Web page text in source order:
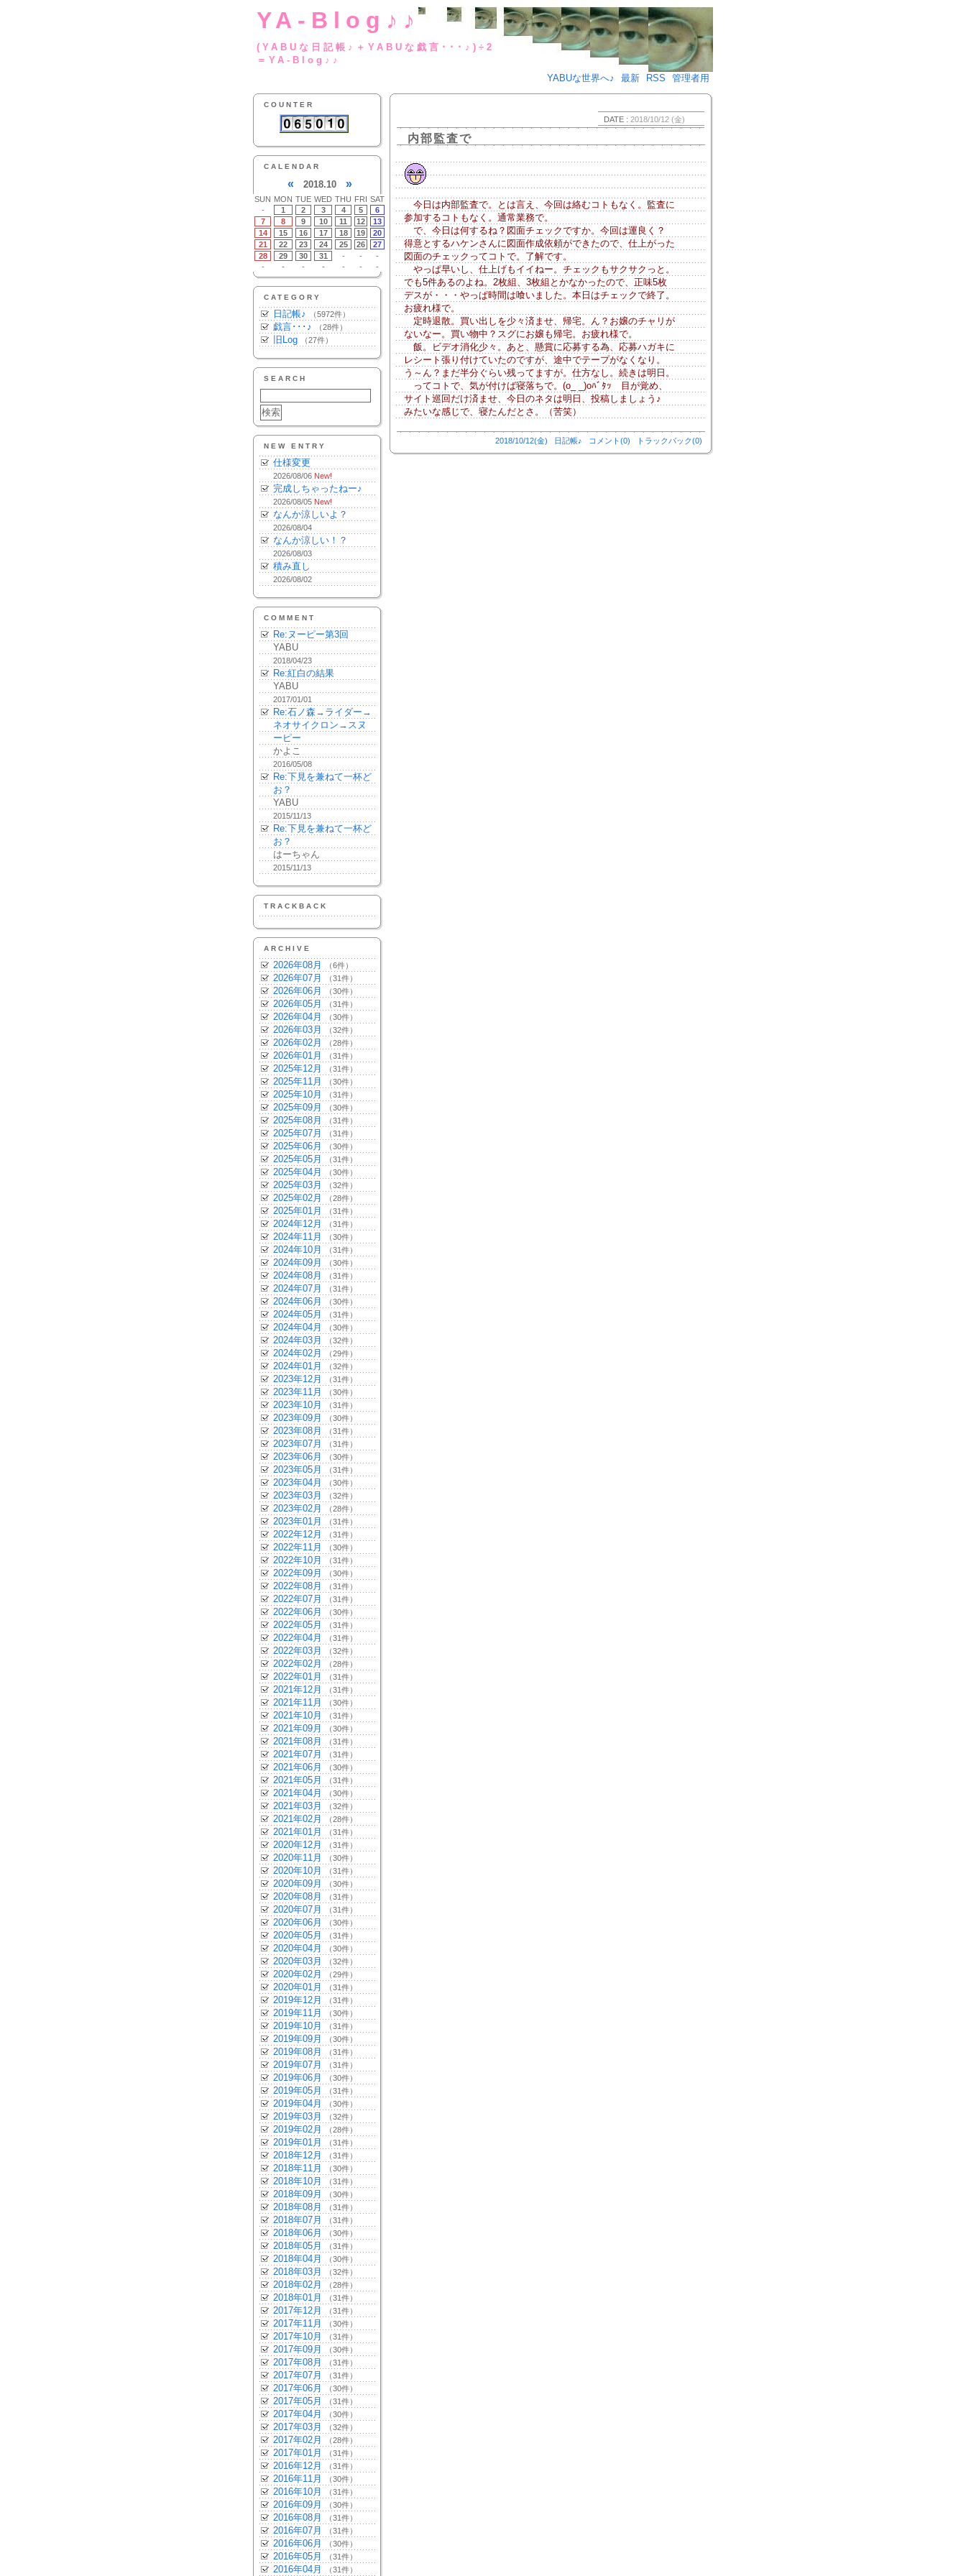
YA-Blog♪♪
(YABUな日記帳♪＋YABUな戯言･･･♪)÷2
＝YA-Blog♪♪
YABUな世界へ♪
最新 RSS 管理者用
COUNTER
CALENDAR
« 2018.10 »
SUN MON TUE WED THU FRI SAT
-
1 2 3 4 5
6
7
8 9 10 11 12
13
14
15 16 17 18 19
20
21
22 23 24 25 26
27
28
29 30 31 - -
-
-
- - - - - -
CATEGORY
日記帳♪ （5972件）
戯言･･･♪ （28件）
旧Log （27件）
SEARCH
NEW ENTRY
仕様変更
2026/08/06 New!
完成しちゃったねー♪
2026/08/05 New!
なんか涼しいよ？
2026/08/04
なんか涼しい！？
2026/08/03
積み直し
2026/08/02
COMMENT
Re:ヌーピー第3回
YABU
2018/04/23
Re:紅白の結果
YABU
2017/01/01
Re:石ノ森→ライダー→
ネオサイクロン→スヌ
ーピー
かよこ
2016/05/08
Re:下見を兼ねて一杯ど
お？
YABU
2015/11/13
Re:下見を兼ねて一杯ど
お？
はーちゃん
2015/11/13
TRACKBACK
ARCHIVE
2026年08月 （6件）
2026年07月 （31件）
2026年06月 （30件）
2026年05月 （31件）
2026年04月 （30件）
2026年03月 （32件）
2026年02月 （28件）
2026年01月 （31件）
2025年12月 （31件）
2025年11月 （30件）
2025年10月 （31件）
2025年09月 （30件）
2025年08月 （31件）
2025年07月 （31件）
2025年06月 （30件）
2025年05月 （31件）
2025年04月 （30件）
2025年03月 （32件）
2025年02月 （28件）
2025年01月 （31件）
2024年12月 （31件）
2024年11月 （30件）
2024年10月 （31件）
2024年09月 （30件）
2024年08月 （31件）
2024年07月 （31件）
2024年06月 （30件）
2024年05月 （31件）
2024年04月 （30件）
2024年03月 （32件）
2024年02月 （29件）
2024年01月 （32件）
2023年12月 （31件）
2023年11月 （30件）
2023年10月 （31件）
2023年09月 （30件）
2023年08月 （31件）
2023年07月 （31件）
2023年06月 （30件）
2023年05月 （31件）
2023年04月 （30件）
2023年03月 （32件）
2023年02月 （28件）
2023年01月 （31件）
2022年12月 （31件）
2022年11月 （30件）
2022年10月 （31件）
2022年09月 （30件）
2022年08月 （31件）
2022年07月 （31件）
2022年06月 （30件）
2022年05月 （31件）
2022年04月 （31件）
2022年03月 （32件）
2022年02月 （28件）
2022年01月 （31件）
2021年12月 （31件）
2021年11月 （30件）
2021年10月 （31件）
2021年09月 （30件）
2021年08月 （31件）
2021年07月 （31件）
2021年06月 （30件）
2021年05月 （31件）
2021年04月 （30件）
2021年03月 （32件）
2021年02月 （28件）
2021年01月 （31件）
2020年12月 （31件）
2020年11月 （30件）
2020年10月 （31件）
2020年09月 （30件）
2020年08月 （31件）
2020年07月 （31件）
2020年06月 （30件）
2020年05月 （31件）
2020年04月 （30件）
2020年03月 （32件）
2020年02月 （29件）
2020年01月 （31件）
2019年12月 （31件）
2019年11月 （30件）
2019年10月 （31件）
2019年09月 （30件）
2019年08月 （31件）
2019年07月 （31件）
2019年06月 （30件）
2019年05月 （31件）
2019年04月 （30件）
2019年03月 （32件）
2019年02月 （28件）
2019年01月 （31件）
2018年12月 （31件）
2018年11月 （30件）
2018年10月 （31件）
2018年09月 （30件）
2018年08月 （31件）
2018年07月 （31件）
2018年06月 （30件）
2018年05月 （31件）
2018年04月 （30件）
2018年03月 （32件）
2018年02月 （28件）
2018年01月 （31件）
2017年12月 （31件）
2017年11月 （30件）
2017年10月 （31件）
2017年09月 （30件）
2017年08月 （31件）
2017年07月 （31件）
2017年06月 （30件）
2017年05月 （31件）
2017年04月 （30件）
2017年03月 （32件）
2017年02月 （28件）
2017年01月 （31件）
2016年12月 （31件）
2016年11月 （30件）
2016年10月 （31件）
2016年09月 （30件）
2016年08月 （31件）
2016年07月 （31件）
2016年06月 （30件）
2016年05月 （31件）
2016年04月 （31件）
DATE : 2018/10/12 (金)
内部監査で
今日は内部監査で。とは言え、今回は絡むコトもなく。監査に
参加するコトもなく。通常業務で。
で、今日は何するね？図面チェックですか。今回は運良く？
得意とするハケンさんに図面作成依頼ができたので、仕上がった
図面のチェックってコトで。了解です。
やっぱ早いし、仕上げもイイねー。チェックもサクサクっと。
でも5件あるのよね。2枚組、3枚組とかなかったので、正味5枚
デスが・・・やっぱ時間は喰いました。本日はチェックで終了。
お疲れ様で。
定時退散。買い出しを少々済ませ、帰宅。ん？お嬢のチャリが
ないなー。買い物中？スグにお嬢も帰宅。お疲れ様で。
飯。ビデオ消化少々。あと、懸賞に応募する為、応募ハガキに
レシート張り付けていたのですが、途中でテープがなくなり。
う～ん？まだ半分ぐらい残ってますが。仕方なし。続きは明日。
ってコトで、気が付けば寝落ちで。(o_ _)oﾊﾞﾀｯ 目が覚め、
サイト巡回だけ済ませ、今日のネタは明日、投稿しましょう♪
みたいな感じで、寝たんだとさ。（苦笑）
2018/10/12(金) 日記帳♪ コメント(0) トラックバック(0)